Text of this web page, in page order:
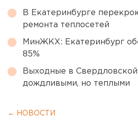
В Екатеринбурге
ремонта теплосетей
МинЖКХ: Екатеринбург
85%
Выходные в Свердловской
дождливыми, но теплыми
← НОВОСТИ